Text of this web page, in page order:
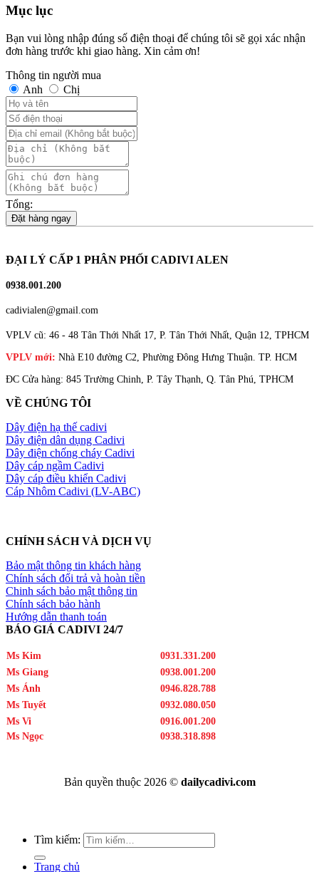
Mục lục
Bạn vui lòng nhập đúng số điện thoại để chúng tôi sẽ gọi xác nhận
đơn hàng trước khi giao hàng. Xin cảm ơn!
Thông tin người mua
Anh
Chị
Tổng:
Đặt hàng ngay
ĐẠI LÝ CẤP 1 PHÂN PHỐI CADIVI ALEN
0938.001.200
cadivialen@gmail.com
VPLV cũ: 46 - 48 Tân Thới Nhất 17, P. Tân Thới Nhất, Quận 12, TPHCM
VPLV mới: Nhà E10 đường C2, Phường Đông Hưng Thuận. TP. HCM
ĐC Cửa hàng: 845 Trường Chinh, P. Tây Thạnh, Q. Tân Phú, TPHCM
VỀ CHÚNG TÔI
Dây điện hạ thế cadivi
Dây điện dân dụng Cadivi
Dây điện chống cháy Cadivi
Dây cáp ngầm Cadivi
Dây cáp điều khiển Cadivi
Cáp Nhôm Cadivi (LV-ABC)
CHÍNH SÁCH VÀ DỊCH VỤ
Bảo mật thông tin khách hàng
Chính sách đổi trả và hoàn tiền
Chinh sách bảo mật thông tin
Chính sách bảo hành
Hướng dẫn thanh toán
BÁO GIÁ CADIVI 24/7
Ms Kim
0931.331.200
Ms Giang
0938.001.200
Ms Ánh
0946.828.788
Ms Tuyết
0932.080.050
Ms Vi
0916.001.200
Ms Ngọc
0938.318.898
Bản quyền thuộc 2026 © dailycadivi.com
Tìm kiếm:
Trang chủ